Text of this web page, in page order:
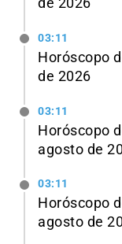
03:11
Horóscopo
de 2026
03:11
Horóscopo
agosto de
03:11
Horóscopo
agosto de